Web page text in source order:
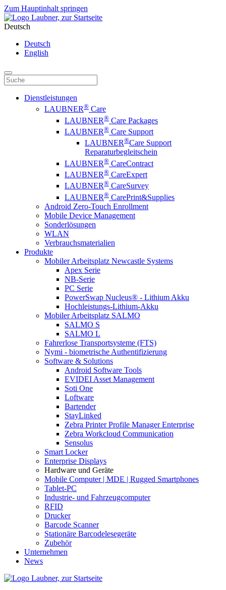
Zum Hauptinhalt springen
Deutsch
Deutsch
English
Dienstleistungen
LAUBNER® Care
LAUBNER® Care Packages
LAUBNER® Care Support
LAUBNER®Care Support
Reparaturbegleitschein
LAUBNER® CareContract
LAUBNER® CareExpert
LAUBNER® CareSurvey
LAUBNER® CarePrint&Supplies
Android Zero-Touch Enrollment
Mobile Device Management
Sonderlösungen
WLAN
Verbrauchsmaterialien
Produkte
Mobiler Arbeitsplatz Newcastle Systems
Apex Serie
NB-Serie
PC Serie
PowerSwap Nucleus® - Lithium Akku
Hochleistungs-Lithium-Akku
Mobiler Arbeitsplatz SALMO
SALMO S
SALMO L
Fahrerlose Transportsysteme (FTS)
Nymi - biometrische Authentifizierung
Software & Solutions
Android Software Tools
EVIDEI Asset Management
Soti One
Loftware
Bartender
StayLinked
Zebra Printer Profile Manager Enterprise
Zebra Workcloud Communication
Sensolus
Smart Locker
Enterprise Displays
Hardware und Geräte
Mobile Computer | MDE | Rugged Smartphones
Tablet-PC
Industrie- und Fahrzeugcomputer
RFID
Drucker
Barcode Scanner
Stationäre Barcodelesegeräte
Zubehör
Unternehmen
News